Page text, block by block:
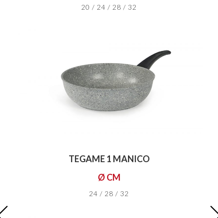
20 / 24 / 28 / 32
TEGAME 1 MANICO
Ø CM
24 / 28 / 32